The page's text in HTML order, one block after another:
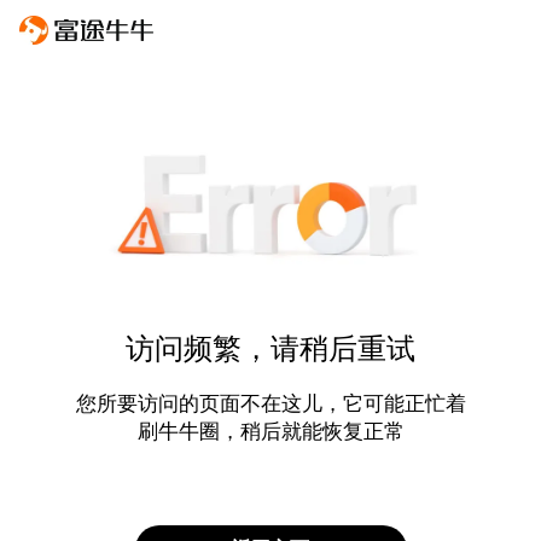
访问频繁，请稍后重试
您所要访问的页面不在这儿，它可能正忙着
刷牛牛圈，稍后就能恢复正常